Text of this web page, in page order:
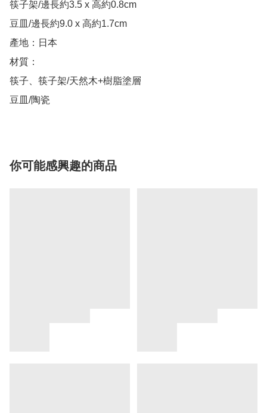
筷子架/邊長約3.5 x 高約0.8cm
豆皿/邊長約9.0 x 高約1.7cm
產地：日本
材質：
筷子、筷子架/天然木+樹脂塗層
豆皿/陶瓷
你可能感興趣的商品